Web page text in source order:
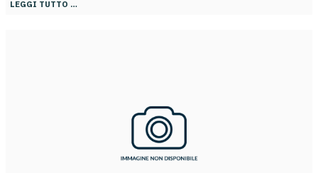
LEGGI TUTTO …